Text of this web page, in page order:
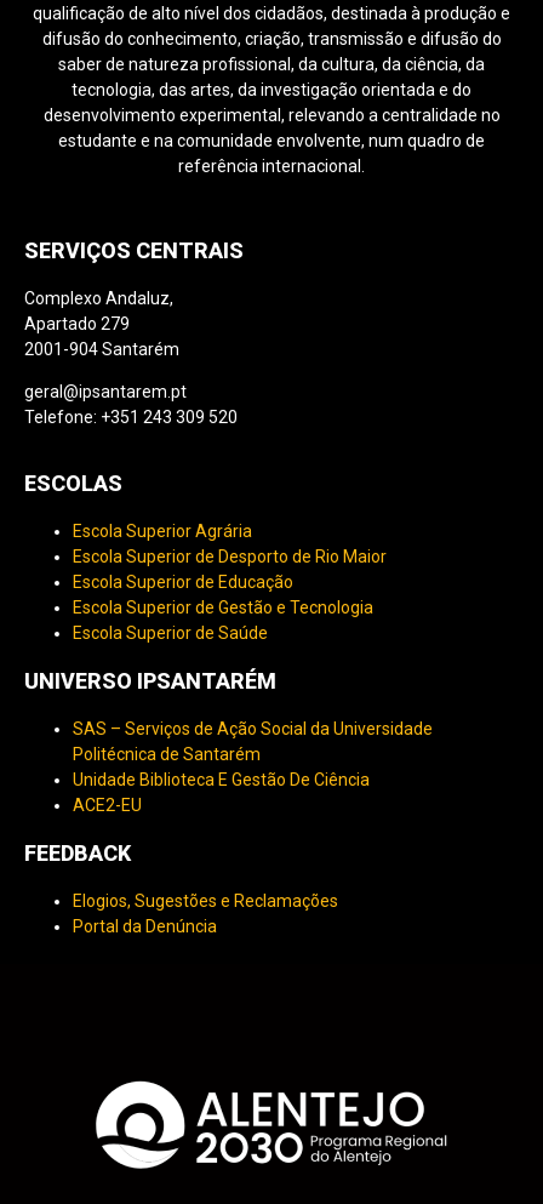
qualificação de alto nível dos cidadãos, destinada à produção e
difusão do conhecimento, criação, transmissão e difusão do
saber de natureza profissional, da cultura, da ciência, da
tecnologia, das artes, da investigação orientada e do
desenvolvimento experimental, relevando a centralidade no
estudante e na comunidade envolvente, num quadro de
referência internacional.
SERVIÇOS CENTRAIS
Complexo Andaluz,
Apartado 279
2001-904 Santarém
geral@ipsantarem.pt
Telefone: +351 243 309 520
ESCOLAS
Escola Superior Agrária
Escola Superior de Desporto de Rio Maior
Escola Superior de Educação
Escola Superior de Gestão e Tecnologia
Escola Superior de Saúde
UNIVERSO IPSANTARÉM
SAS – Serviços de Ação Social da Universidade
Politécnica de Santarém
Unidade Biblioteca E Gestão De Ciência
ACE2-EU
FEEDBACK
Elogios, Sugestões e Reclamações
Portal da Denúncia